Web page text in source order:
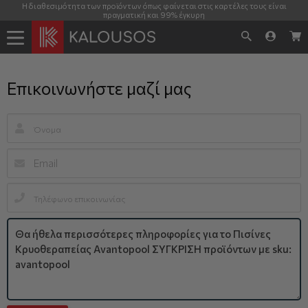
Η διαθεσιμότητα των προϊόντων όπως φαίνεται στις καρτέλες τους είναι
πραγματική και 99% έγκυρη
Επικοινωνήστε μαζί μας